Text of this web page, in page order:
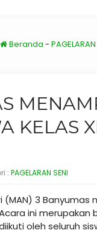
Beranda - PAGELARAN
KELAS
: PAGELARAN SENI
(MAN) 3
ini
oleh seluruh